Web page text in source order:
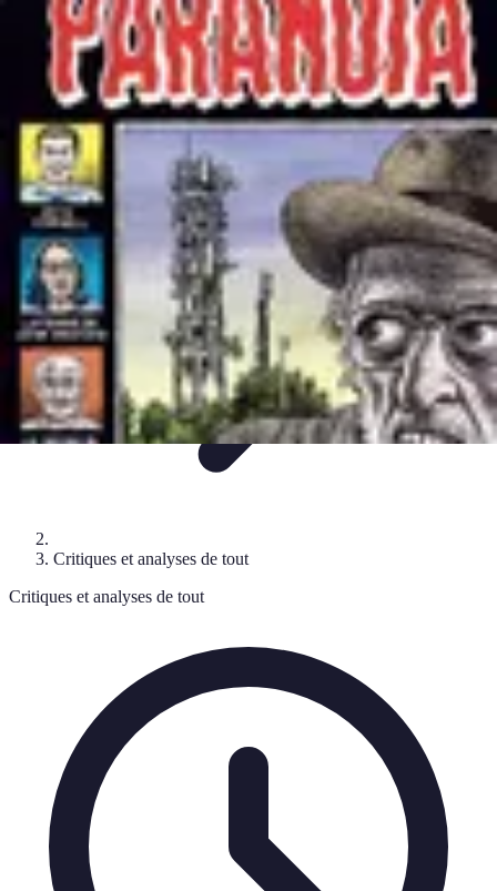
Tout Critiquer
Critiques et analyses de toutCinéma Littérature NumériqueTélévision
Tout Critiquer
Critiques et analyses de tout
Critiques et analyses de tout